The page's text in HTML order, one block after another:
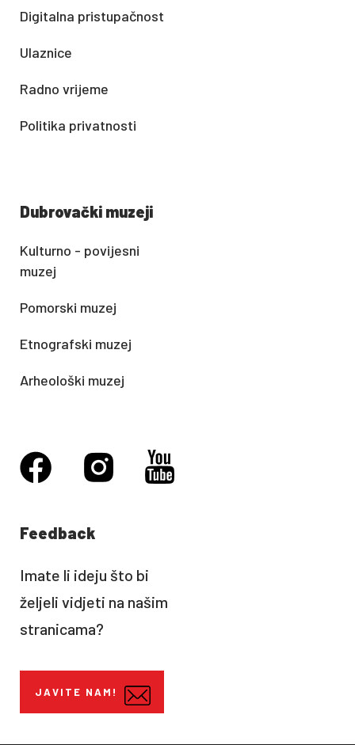
Digitalna pristupačnost
Ulaznice
Radno vrijeme
Politika privatnosti
Dubrovački muzeji
Kulturno - povijesni
muzej
Pomorski muzej
Etnografski muzej
Arheološki muzej
Feedback
Imate li ideju što bi
željeli vidjeti na našim
stranicama?
JAVITE NAM!